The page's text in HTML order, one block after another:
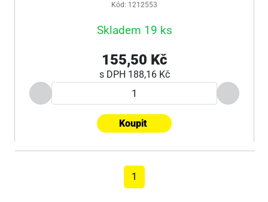
Kód: 1212553
Skladem 19 ks
155,50 Kč
s DPH 188,16 Kč
Koupit
1